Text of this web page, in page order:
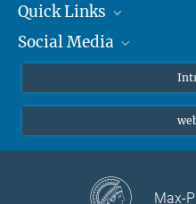
Quick Links
Student*innen/
Social Media
Bluesky
YouTube
Max-